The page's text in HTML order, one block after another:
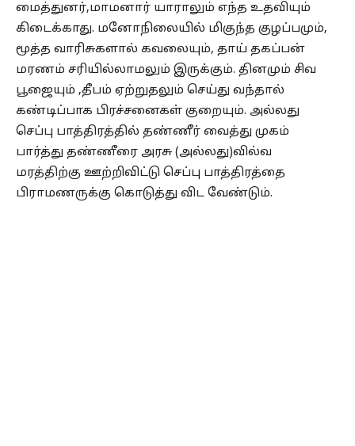
மைத்துனர்,மாமனார் யாராலும் எந்த உதவியும்
கிடைக்காது. மனோநிலையில் மிகுந்த குழப்பமும்,
மூத்த வாரிசுகளால் கவலையும், தாய் தகப்பன்
மரணம் சரியில்லாமலும் இருக்கும். தினமும் சிவ
பூஜையும் ,தீபம் ஏற்றுதலும் செய்து வந்தால்
கண்டிப்பாக பிரச்சனைகள் குறையும். அல்லது
செப்பு பாத்திரத்தில் தண்ணீர் வைத்து முகம்
பார்த்து தண்ணீரை அரசு (அல்லது)வில்வ
மரத்திற்கு ஊற்றிவிட்டு செப்பு பாத்திரத்தை
பிராமணருக்கு கொடுத்து விட வேண்டும்.